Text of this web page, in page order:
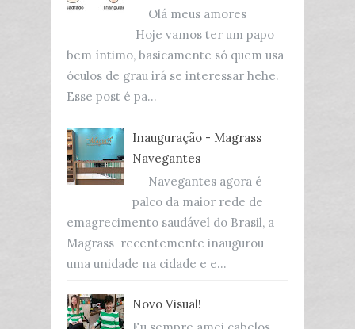
Olá meus amores
Hoje vamos ter um papo
bem íntimo, basicamente só quem usa
óculos de grau irá se interessar hehe.
Esse post é pa...
Inauguração - Magrass
Navegantes
Navegantes agora é
palco da maior rede de
emagrecimento saudável do Brasil, a
Magrass recentemente inaugurou
uma unidade na cidade e e...
Novo Visual!